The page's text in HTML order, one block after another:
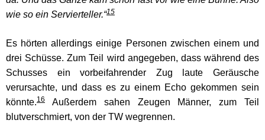
wie so ein Servierteller.“15
Es hörten allerdings einige Personen zwischen einem und
drei Schüsse. Zum Teil wird angegeben, dass während des
Schusses ein vorbeifahrender Zug laute Geräusche
verursachte, und dass es zu einem Echo gekommen sein
könnte.16
Außerdem sahen Zeugen Männer, zum Teil
blutverschmiert, von der TW wegrennen.